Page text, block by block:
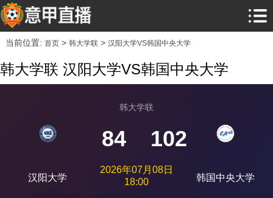
当前位置: 首页> 韩大学联> 汉阳大学VS韩国中央大学
韩大学联 汉阳大学VS韩国中央大学
汉阳大学
韩大学联
84 102
2026年07月08日
18:00
韩国中央大学